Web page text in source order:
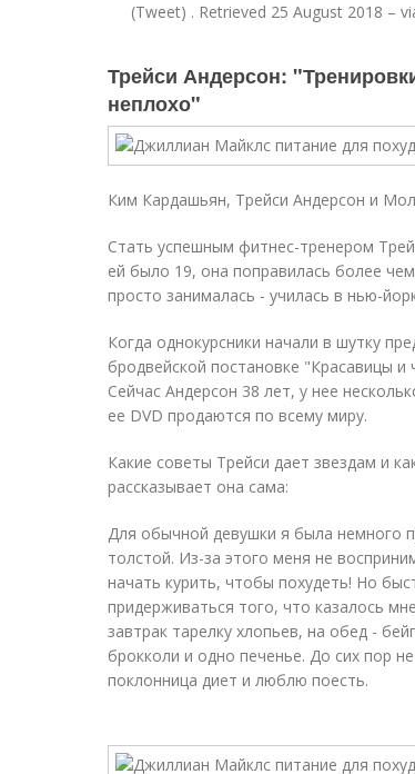
(Tweet) . Retrieved 25 August 2018 –
Трейси Андерсон:
неплохо"
Ким Кардашьян, Трейси Андерсон и
Стать успешным фитнес-тренером
ей было 19, она поправилась более
просто занималась - училась в нью-
Когда однокурсники начали в шутку
бродвейской постановке "Красавицы и
Сейчас Андерсон 38 лет, у нее
ее DVD продаются по всему миру.
Какие советы Трейси дает звездам и
рассказывает она сама:
Для обычной девушки я была немного
толстой. Из-за этого меня не
начать курить, чтобы похудеть! Но
придерживаться того, что казалось
завтрак тарелку хлопьев, на обед -
брокколи и одно печенье. До сих пор
поклонница диет и люблю поесть.